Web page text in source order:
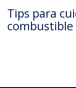
Tips para